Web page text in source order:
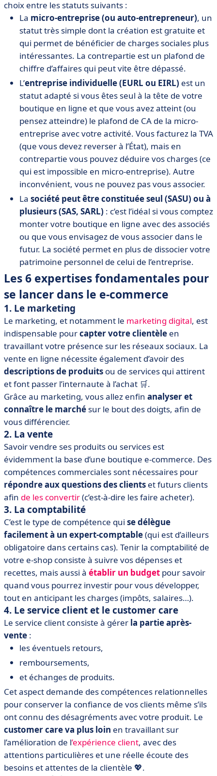
choix entre les statuts suivants :
La micro-entreprise (ou auto-entrepreneur), un
statut très simple dont la création est gratuite et
qui permet de bénéficier de charges sociales plus
intéressantes. La contrepartie est un plafond de
chiffre d’affaires qui peut vite être dépassé.
L’entreprise individuelle (EURL ou EIRL) est un
statut adapté si vous êtes seul à la tête de votre
boutique en ligne et que vous avez atteint (ou
pensez atteindre) le plafond de CA de la micro-
entreprise avec votre activité. Vous facturez la TVA
(que vous devez reverser à l’État), mais en
contrepartie vous pouvez déduire vos charges (ce
qui est impossible en micro-entreprise). Autre
inconvénient, vous ne pouvez pas vous associer.
La société peut être constituée seul (SASU) ou à
plusieurs (SAS, SARL) : c’est l’idéal si vous comptez
monter votre boutique en ligne avec des associés
ou que vous envisagez de vous associer dans le
futur. La société permet en plus de dissocier votre
patrimoine personnel de celui de l’entreprise.
Les 6 expertises fondamentales pour
se lancer dans le e-commerce
1. Le marketing
Le marketing, et notamment le marketing digital, est
indispensable pourcapter votre clientèle en
travaillant votre présence sur les réseaux sociaux. La
vente en ligne nécessite également d’avoir des
descriptions de produits ou de services qui attirent
et font passer l’internaute à l’achat 🛒.
Grâce au marketing, vous allez enfin analyser et
connaître le marché sur le bout des doigts, afin de
vous différencier.
2. La vente
Savoir vendre ses produits ou services est
évidemment la base d’une boutique e-commerce. Des
compétences commerciales sont nécessaires pour
répondre aux questions des clients et futurs clients
afin de les convertir(c’est-à-dire les faire acheter).
3. La comptabilité
C’est le type de compétence qui se délègue
facilement à un expert-comptable(qui est d’ailleurs
obligatoire dans certains cas). Tenir la comptabilité de
votre e-shop consiste à suivre vos dépenses et
recettes, mais aussi à établir un budget pour savoir
quand vous pourrez investir pour vous développer,
tout en anticipant les charges (impôts, salaires…).
4. Le service client et le customer care
Le service client consiste à gérer la partie après-
vente :
les éventuels retours,
remboursements,
et échanges de produits.
Cet aspect demande des compétences relationnelles
pour conserver la confiance de vos clients même s’ils
ont connu des désagréments avec votre produit. Le
customer care va plus loin en travaillant sur
l’amélioration de l’expérience client, avec des
attentions particulières et une réelle écoute des
besoins et attentes de la clientèle 💖.